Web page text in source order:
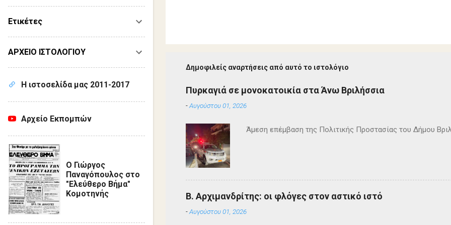
Δημοφιλείς αναρτήσεις από αυτό το ιστολόγιο
Πυρκαγιά σε μονοκατοικία στα Άνω Βριλήσσια
-Αυγούστου 01, 2026
Άμεση επέμβαση της Πολιτικής Προστασίας του Δήμου
Β. Αρχιμανδρίτης: οι φλόγες στον αστικό ιστό
-Αυγούστου 01, 2026
Ετικέτες
ΑΡΧΕΙΟ ΙΣΤΟΛΟΓΙΟΥ
Η ιστοσελίδα μας 2011-2017
Αρχείο Εκπομπών
Ο Γιώργος
Παναγόπουλος στο
"Ελεύθερο Βήμα"
Κομοτηνής